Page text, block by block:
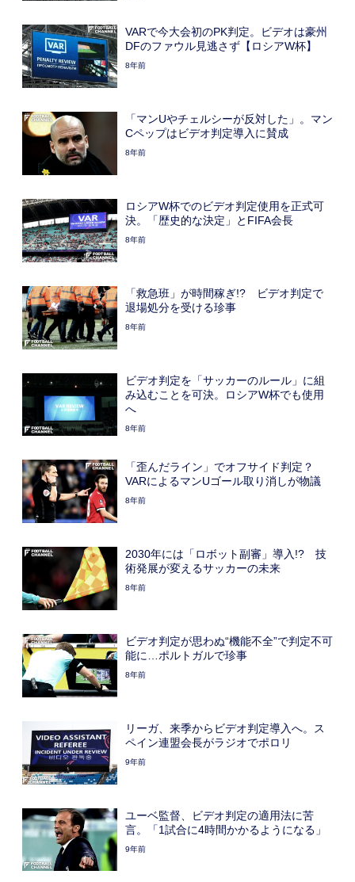
VARで今大会初のPK判定。ビデオは豪州
DFのファウル見逃さず【ロシアW杯】
8年前
「マンUやチェルシーが反対した」。マン
Cペップはビデオ判定導入に賛成
8年前
ロシアW杯でのビデオ判定使用を正式可
決。「歴史的な決定」とFIFA会長
8年前
「救急班」が時間稼ぎ!? ビデオ判定で
退場処分を受ける珍事
8年前
ビデオ判定を「サッカーのルール」に組
み込むことを可決。ロシアW杯でも使用
へ
8年前
「歪んだライン」でオフサイド判定？
VARによるマンUゴール取り消しが物議
8年前
2030年には「ロボット副審」導入!? 技
術発展が変えるサッカーの未来
8年前
ビデオ判定が思わぬ“機能不全”で判定不可
能に…ポルトガルで珍事
8年前
リーガ、来季からビデオ判定導入へ。ス
ペイン連盟会長がラジオでポロリ
9年前
ユーベ監督、ビデオ判定の適用法に苦
言。「1試合に4時間かかるようになる」
9年前